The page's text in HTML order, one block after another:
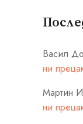
Васил
ни
Мартин
ни